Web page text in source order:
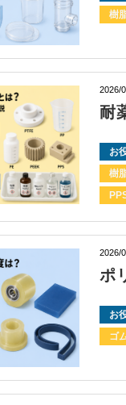
樹
2026/
耐
お
樹
2026/
ポ
お
ゴ